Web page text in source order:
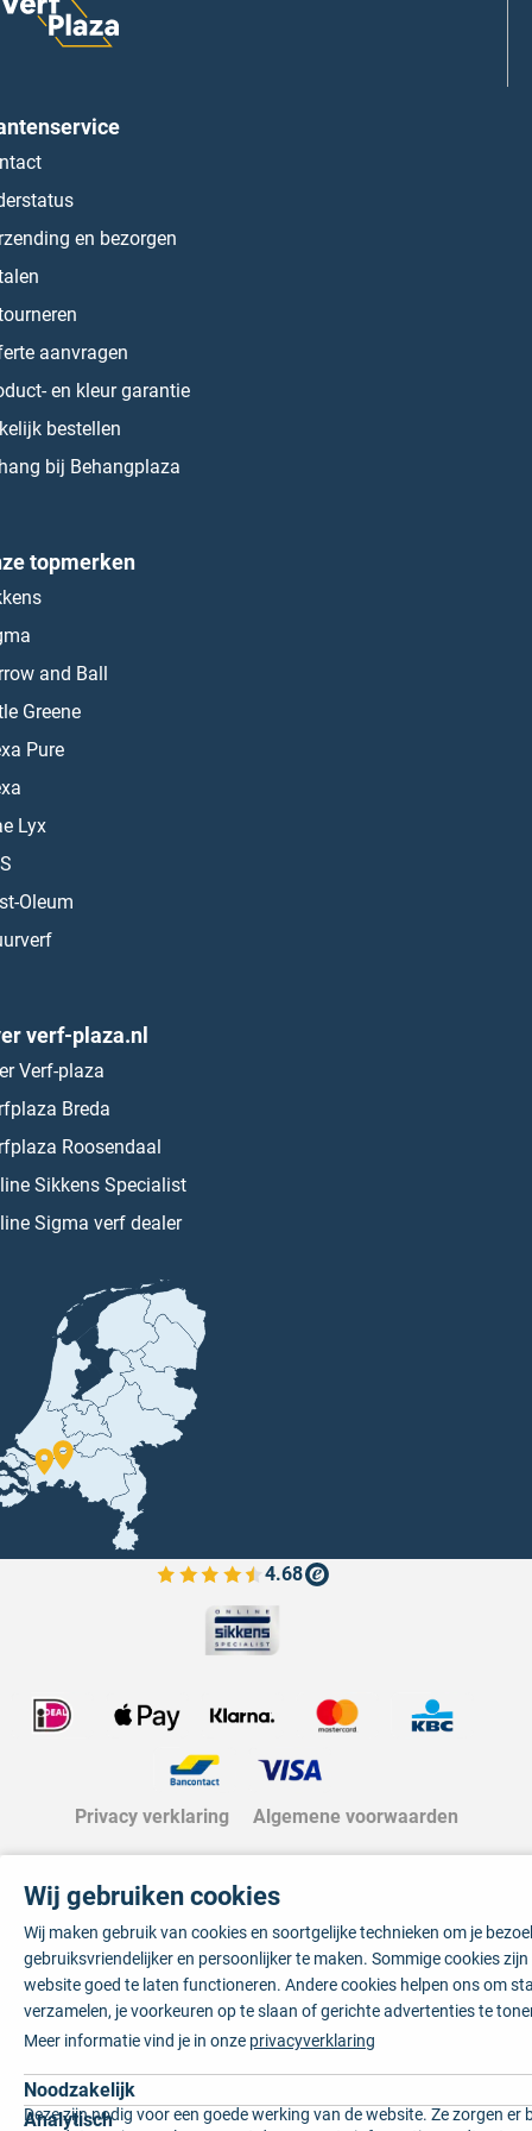
en bezorgen
aanvragen
en kleur garantie
bestellen
bij Behangplaza
topmerken
and Ball
Greene
Pure
Lyx
Oleum
verf-plaza.nl
Verf-plaza
Breda
Roosendaal
Sikkens Specialist
Sigma verf dealer
4.68
Bekijk de verfplaza beoordelingen
Privacy verklaring Algemene voorwaarden
Wij gebruiken cookies
Wij maken gebruik van cookies en soortgelijke technieken om je
gebruiksvriendelijker en persoonlijker te maken. Sommige cookies
website goed te laten functioneren. Andere cookies helpen ons om
verzamelen, je voorkeuren op te slaan of gerichte advertenties te
Meer informatie vind je in onze privacyverklaring
Noodzakelijk
Deze zijn nodig voor een goede werking van de website. Ze zorgen er
Analytisch